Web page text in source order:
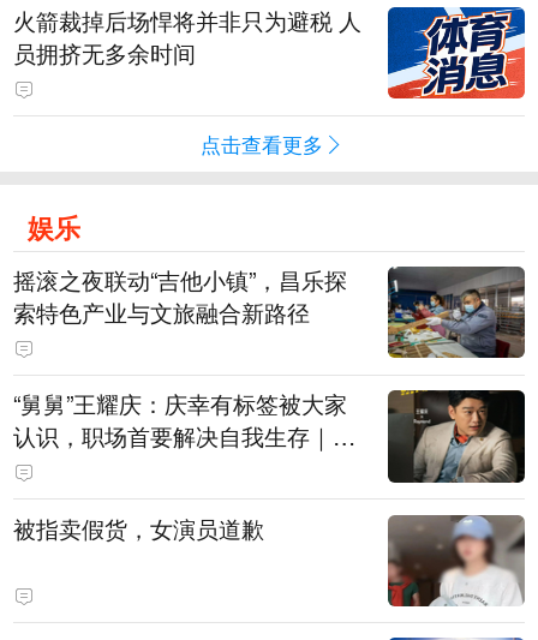
火箭裁掉后场悍将并非只为避税 人
员拥挤无多余时间
点击查看更多
娱乐
摇滚之夜联动“吉他小镇”，昌乐探
索特色产业与文旅融合新路径
“舅舅”王耀庆：庆幸有标签被大家
认识，职场首要解决自我生存｜有
艺思
被指卖假货，女演员道歉